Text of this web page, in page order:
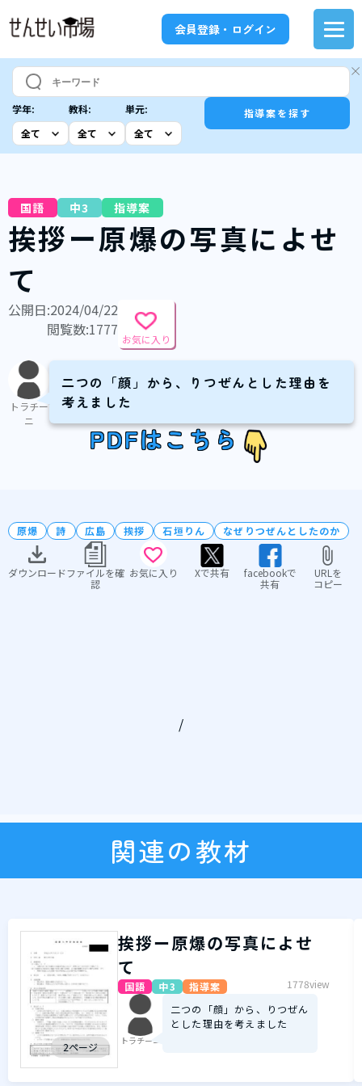
会員登録・ログイン
学年: 教科: 単元: 指導案を探す
国語 中3 指導案
挨拶ー原爆の写真によせ
て
公開日:2024/04/22
閲覧数:1777
お気に入り
トラチー
ニ
二つの「顔」から、りつぜんとした理由を
考えました
PDFはこちら
原爆 詩 広島 挨拶 石垣りん なぜりつぜんとしたのか
ダウンロードファイルを確
認
お気に入り Xで共有
facebookで
共有
URLを
コピー
/
関連の教材
2ページ
挨拶ー原爆の写真によせ
て
国語 中3 指導案 1778view
トラチーニ
二つの「顔」から、りつぜん
とした理由を考えました